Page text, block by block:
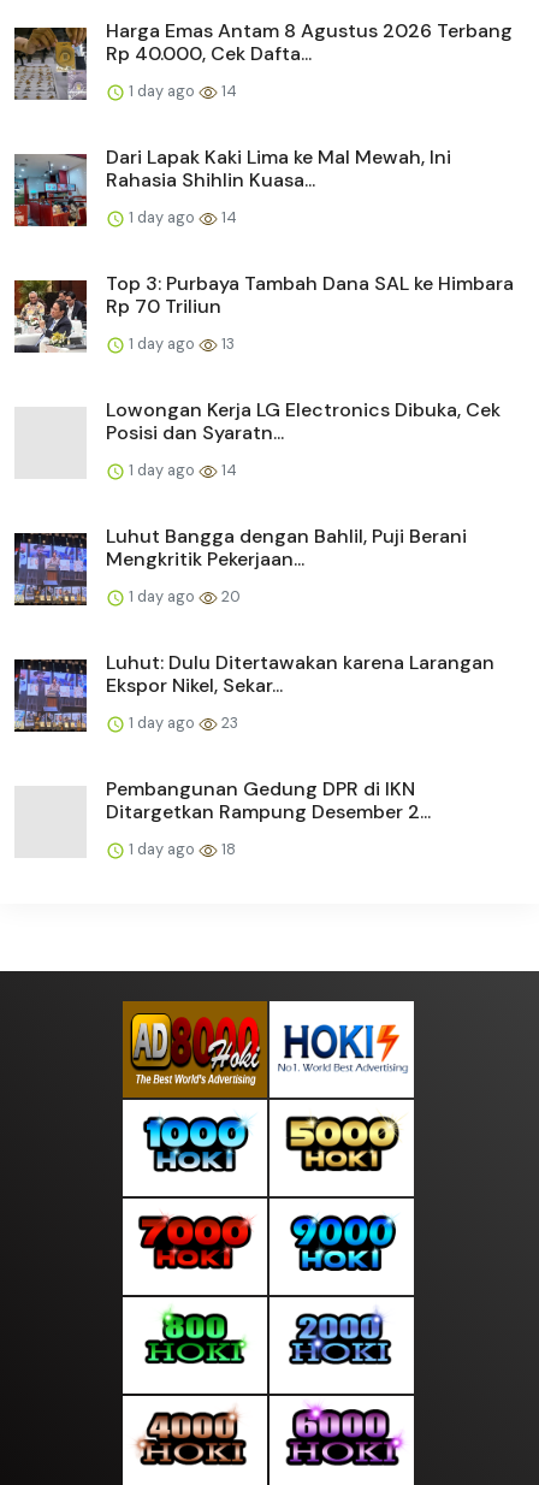
Harga Emas Antam 8 Agustus 2026 Terbang
Rp 40.000, Cek Dafta...
1 day ago 14
Dari Lapak Kaki Lima ke Mal Mewah, Ini
Rahasia Shihlin Kuasa...
1 day ago 14
Top 3: Purbaya Tambah Dana SAL ke Himbara
Rp 70 Triliun
1 day ago 13
Lowongan Kerja LG Electronics Dibuka, Cek
Posisi dan Syaratn...
1 day ago 14
Luhut Bangga dengan Bahlil, Puji Berani
Mengkritik Pekerjaan...
1 day ago 20
Luhut: Dulu Ditertawakan karena Larangan
Ekspor Nikel, Sekar...
1 day ago 23
Pembangunan Gedung DPR di IKN
Ditargetkan Rampung Desember 2...
1 day ago 18